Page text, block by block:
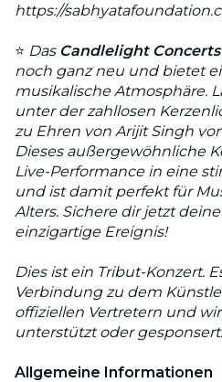
https://
⭐ Das Candlelight Concerts
noch ganz neu und bietet
musikalische Atmosphäre.
unter der zahllosen
zu Ehren von Arijit Singh
Dieses außergewöhnliche
Live-Performance in eine
und ist damit perfekt für
Alters. Sichere dir jetzt
einzigartige Ereignis!
Dies ist ein Tribut-Konzert.
Verbindung zu dem
offiziellen Vertretern und
unterstützt oder gesponsert.
Allgemeine Informationen